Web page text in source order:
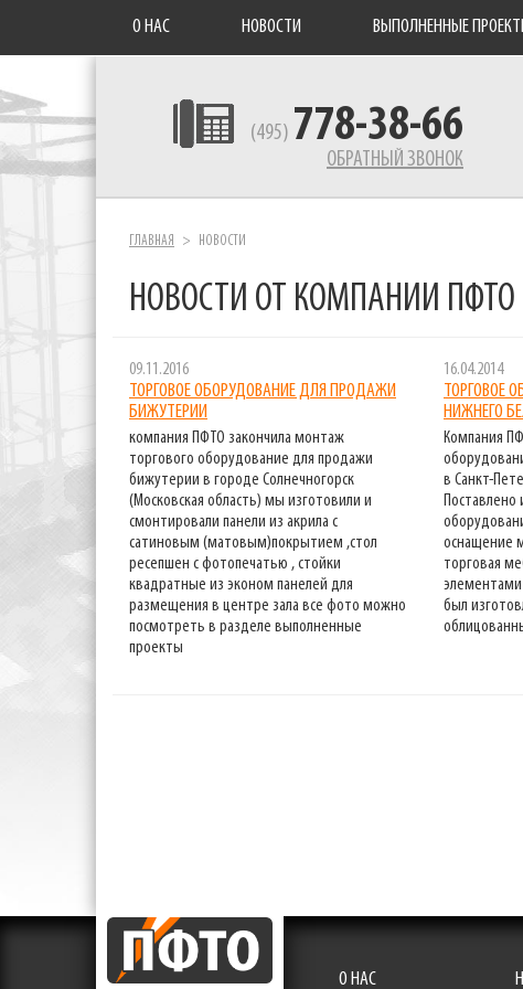
О НАС НОВОСТИ ВЫПОЛНЕННЫЕ
(495) 778-38-66
ОБРАТНЫЙ ЗВОНОК
ГЛАВНАЯ НОВОСТИ
НОВОСТИ ОТ КОМПАНИИ ПФТО
09.11.2016
ТОРГОВОЕ ОБОРУДОВАНИЕ ДЛЯ ПРОДАЖИ
БИЖУТЕРИИ
компания ПФТО закончила монтаж
торгового оборудование для продажи
бижутерии в городе Солнечногорск
(Московская область) мы изготовили и
смонтировали панели из акрила с
сатиновым (матовым)покрытием ,стол
ресепшен с фотопечатью , стойки
квадратные из эконом панелей для
размещения в центре зала все фото можно
посмотреть в разделе выполненные
проекты
16.04.2014
ТОРГОВОЕ
НИЖНЕГО
Компания
в Санкт-
Поставлено
оснащение
торговая
был
О НАС